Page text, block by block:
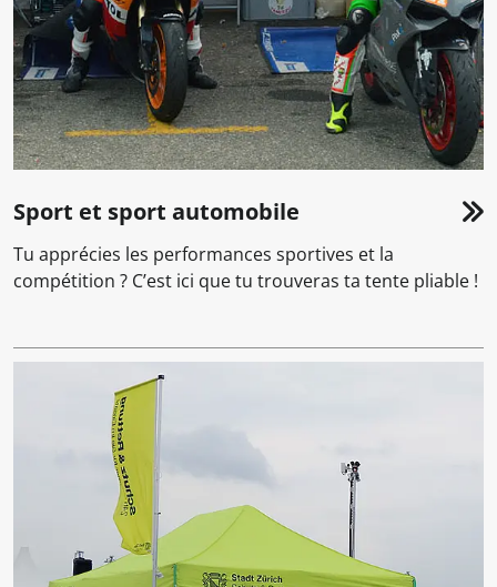
Sport et sport automobile
Tu apprécies les performances sportives et la
compétition ? C’est ici que tu trouveras ta tente pliable !